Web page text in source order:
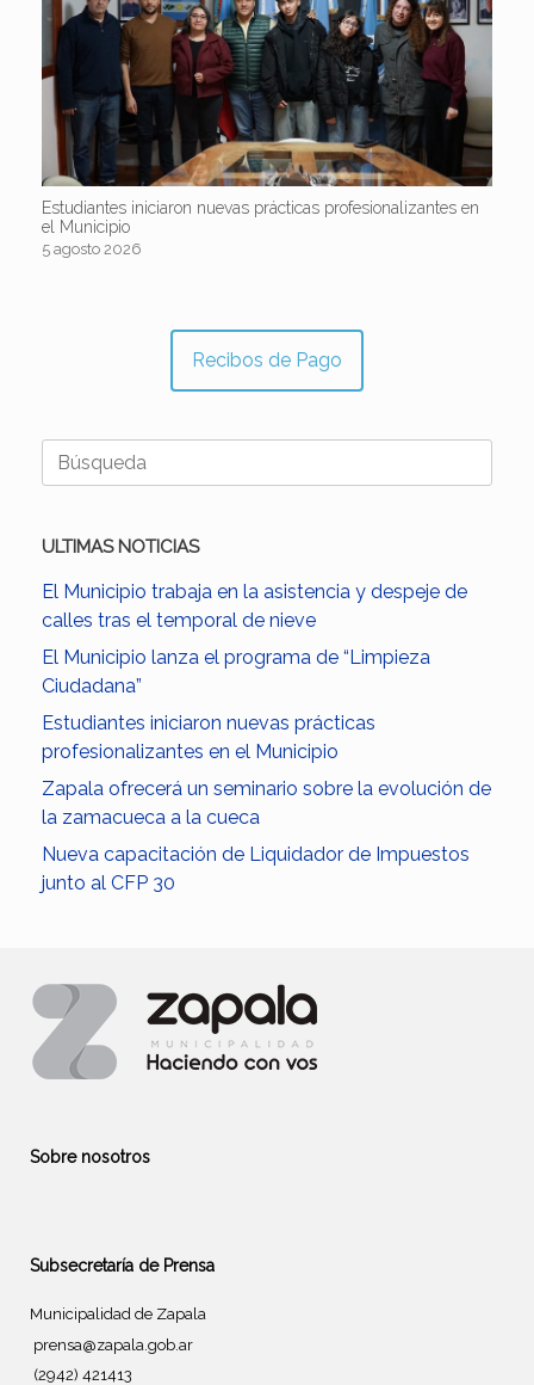
Estudiantes iniciaron nuevas prácticas profesionalizantes en
el Municipio
5 agosto 2026
Recibos de Pago
Buscar:
ULTIMAS NOTICIAS
El Municipio trabaja en la asistencia y despeje de
calles tras el temporal de nieve
El Municipio lanza el programa de “Limpieza
Ciudadana”
Estudiantes iniciaron nuevas prácticas
profesionalizantes en el Municipio
Zapala ofrecerá un seminario sobre la evolución de
la zamacueca a la cueca
Nueva capacitación de Liquidador de Impuestos
junto al CFP 30
Sobre nosotros
Subsecretaría de Prensa
Municipalidad de Zapala
prensa@zapala.gob.ar
(2942) 421413